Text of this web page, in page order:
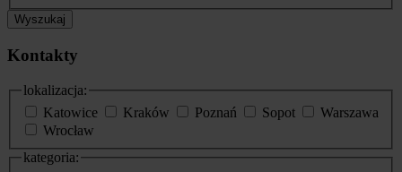
Wyszukaj
Kontakty
lokalizacja:
Katowice
Kraków Poznań Sopot
Warszawa
Wrocław
kategoria: